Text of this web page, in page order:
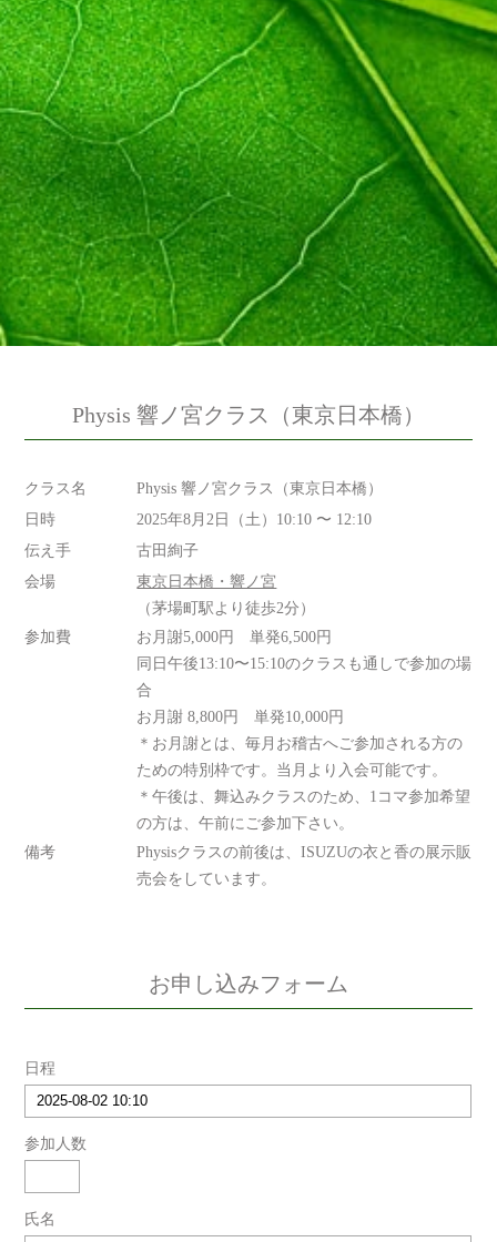
Physis 響ノ宮クラス（東京日本橋）
クラス名
Physis 響ノ宮クラス（東京日本橋）
日時
2025年8月2日（土）10:10 〜 12:10
伝え手
古田絢子
会場
東京日本橋・響ノ宮
（茅場町駅より徒歩2分）
参加費
お月謝5,000円 単発6,500円
同日午後13:10〜15:10のクラスも通しで参加の場
合
お月謝 8,800円 単発10,000円
＊お月謝とは、毎月お稽古へご参加される方の
ための特別枠です。当月より入会可能です。
＊午後は、舞込みクラスのため、1コマ参加希望
の方は、午前にご参加下さい。
備考
Physisクラスの前後は、ISUZUの衣と香の展示販
売会をしています。
お申し込みフォーム
日程
参加人数
氏名